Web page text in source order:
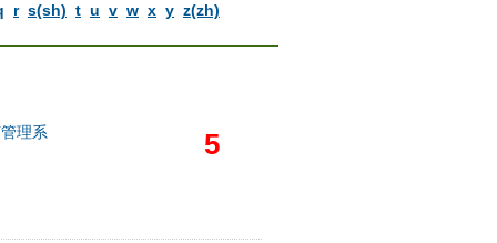
r s(sh) t u v w x y z(zh)
理系 5